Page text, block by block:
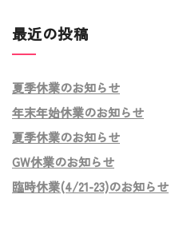
最近の投稿
夏季休業のお知らせ
年末年始休業のお知らせ
夏季休業のお知らせ
GW休業のお知らせ
臨時休業(4/21-23)のお知らせ